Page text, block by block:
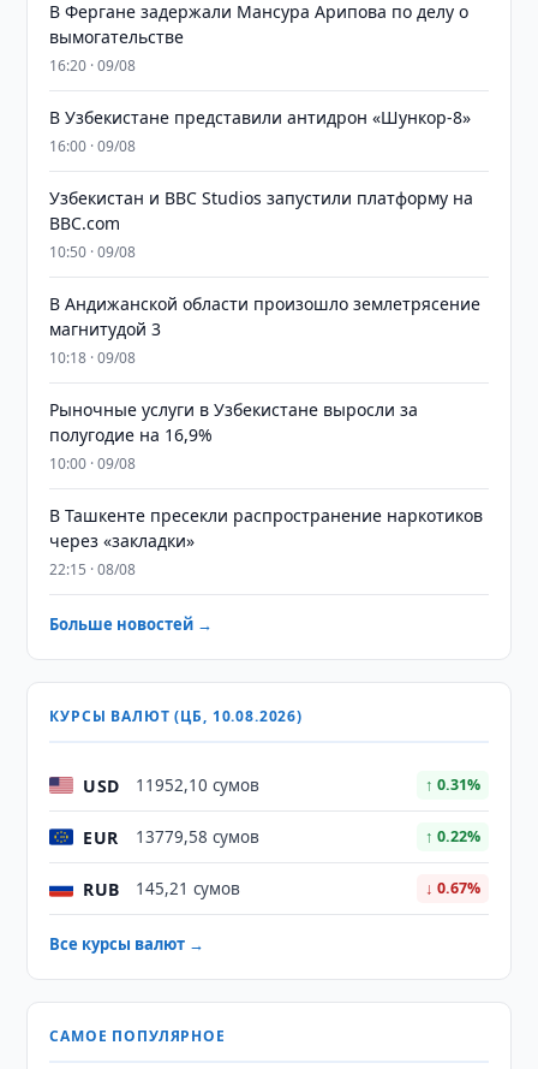
В Фергане задержали Мансура Арипова по делу о
вымогательстве
16:20 · 09/08
В Узбекистане представили антидрон «Шункор-8»
16:00 · 09/08
Узбекистан и BBC Studios запустили платформу на
BBC.com
10:50 · 09/08
В Андижанской области произошло землетрясение
магнитудой 3
10:18 · 09/08
Рыночные услуги в Узбекистане выросли за
полугодие на 16,9%
10:00 · 09/08
В Ташкенте пресекли распространение наркотиков
через «закладки»
22:15 · 08/08
Больше новостей →
КУРСЫ ВАЛЮТ (ЦБ, 10.08.2026)
USD 11952,10 сумов ↑ 0.31%
EUR 13779,58 сумов ↑ 0.22%
RUB 145,21 сумов ↓ 0.67%
Все курсы валют →
САМОЕ ПОПУЛЯРНОЕ